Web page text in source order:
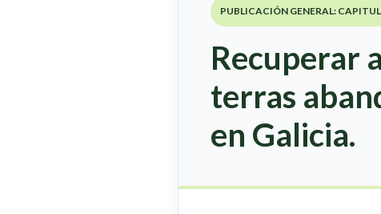
PUBLICACIÓN GENERAL:
Recuperar
terras
en Galicia.